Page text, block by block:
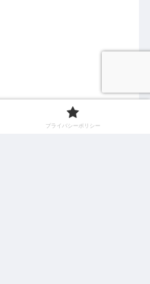
プライバシーポリシー